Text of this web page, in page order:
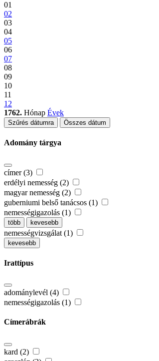
01
02
03
04
05
06
07
08
09
10
11
12
1762. Hónap Évek
Szűrés dátumra Összes dátum
Adomány tárgya
címer (3)
erdélyi nemesség (2)
magyar nemesség (2)
guberniumi belső tanácsos (1)
nemességigazolás (1)
több kevesebb
nemességvizsgálat (1)
kevesebb
Irattípus
adománylevél (4)
nemességigazolás (1)
Címerábrák
kard (2)